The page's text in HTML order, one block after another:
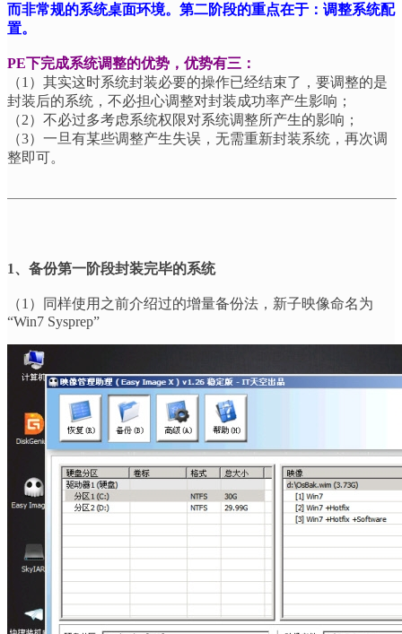
而非常规的系统桌面环境。第二阶段的重点在于：调整系统配
置。
PE下完成系统调整的优势，优势有三：
（1 ）其实这时系统封装必要的操作已经结束了，要调整的是
封装后的系统，不必担心调整对封装成功率产生影响；
（2）不必过多考虑系统权限对系统调整所产生的影响；
（3）一旦有某些调整产生失误，无需重新封装系统，再次调
整即可。
1、备份第一阶段封装完毕的系统
（1 ）同样使用之前介绍过的增量备份法，新子映像命名为
“Win7 Sysprep”